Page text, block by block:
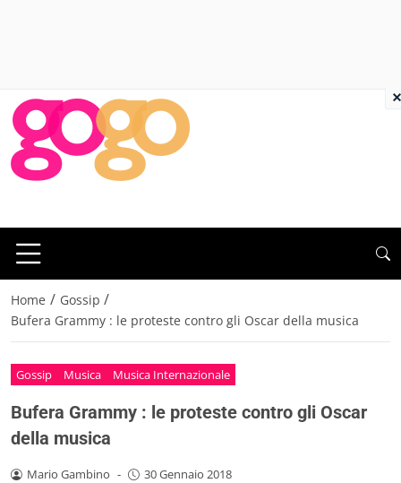
Home / Gossip /
Bufera Grammy : le proteste contro gli Oscar della musica
Gossip Musica Musica Internazionale
Bufera Grammy : le proteste contro gli Oscar
della musica
Mario Gambino - 30 Gennaio 2018
×